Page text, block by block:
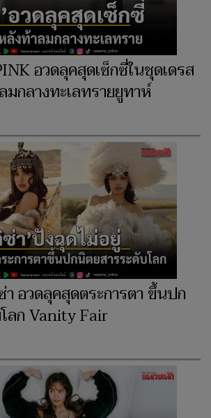
อวดลุคสุดเซ็กซี่ในชุดเดรส
กลางทะเลทรายยูทาห์
อวดลุคสุดตระการตา ขึ้นปก
ลก Vanity Fair